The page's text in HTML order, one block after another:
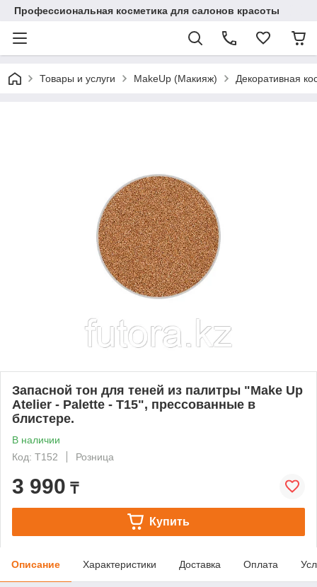
Профессиональная косметика для салонов красоты
Товары и услуги MakeUp (Макияж) Декоративная
Запасной тон для теней из палитры "Make Up
Atelier - Palette - T15", прессованные в
блистере.
В наличии
Код: T152
Розница
3 990 ₸
Купить
Описание Характеристики Доставка Оплата